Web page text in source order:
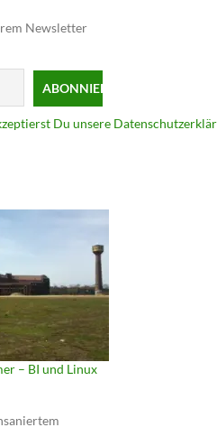
Newsletter
Du unsere
– BI und Linux